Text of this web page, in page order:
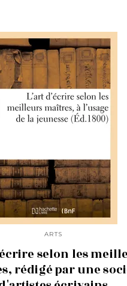
ARTS
selon les
rédigé par une